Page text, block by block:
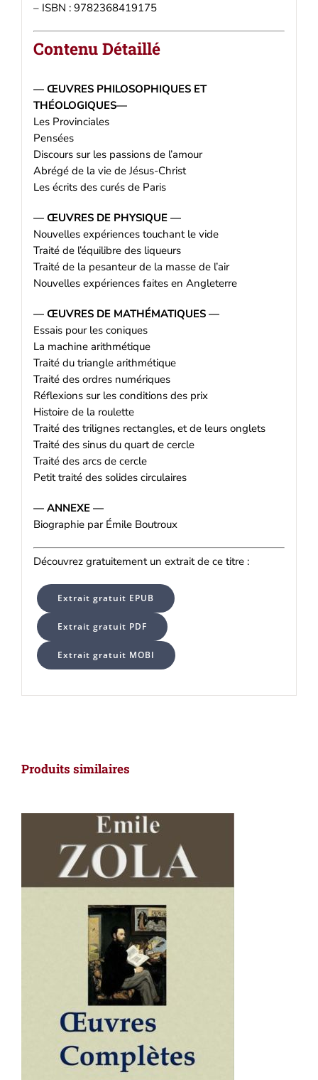
– ISBN : 9782368419175
Contenu Détaillé
— ŒUVRES PHILOSOPHIQUES ET
THÉOLOGIQUES—
Les Provinciales
Pensées
Discours sur les passions de l’amour
Abrégé de la vie de Jésus-Christ
Les écrits des curés de Paris
— ŒUVRES DE PHYSIQUE —
Nouvelles expériences touchant le vide
Traité de l’équilibre des liqueurs
Traité de la pesanteur de la masse de l’air
Nouvelles expériences faites en Angleterre
— ŒUVRES DE MATHÉMATIQUES —
Essais pour les coniques
La machine arithmétique
Traité du triangle arithmétique
Traité des ordres numériques
Réflexions sur les conditions des prix
Histoire de la roulette
Traité des trilignes rectangles, et de leurs onglets
Traité des sinus du quart de cercle
Traité des arcs de cercle
Petit traité des solides circulaires
— ANNEXE —
Biographie par Émile Boutroux
Découvrez gratuitement un extrait de ce titre :
Extrait gratuit EPUB
Extrait gratuit PDF
Extrait gratuit MOBI
Produits similaires
AJOUTER AU PANIER /